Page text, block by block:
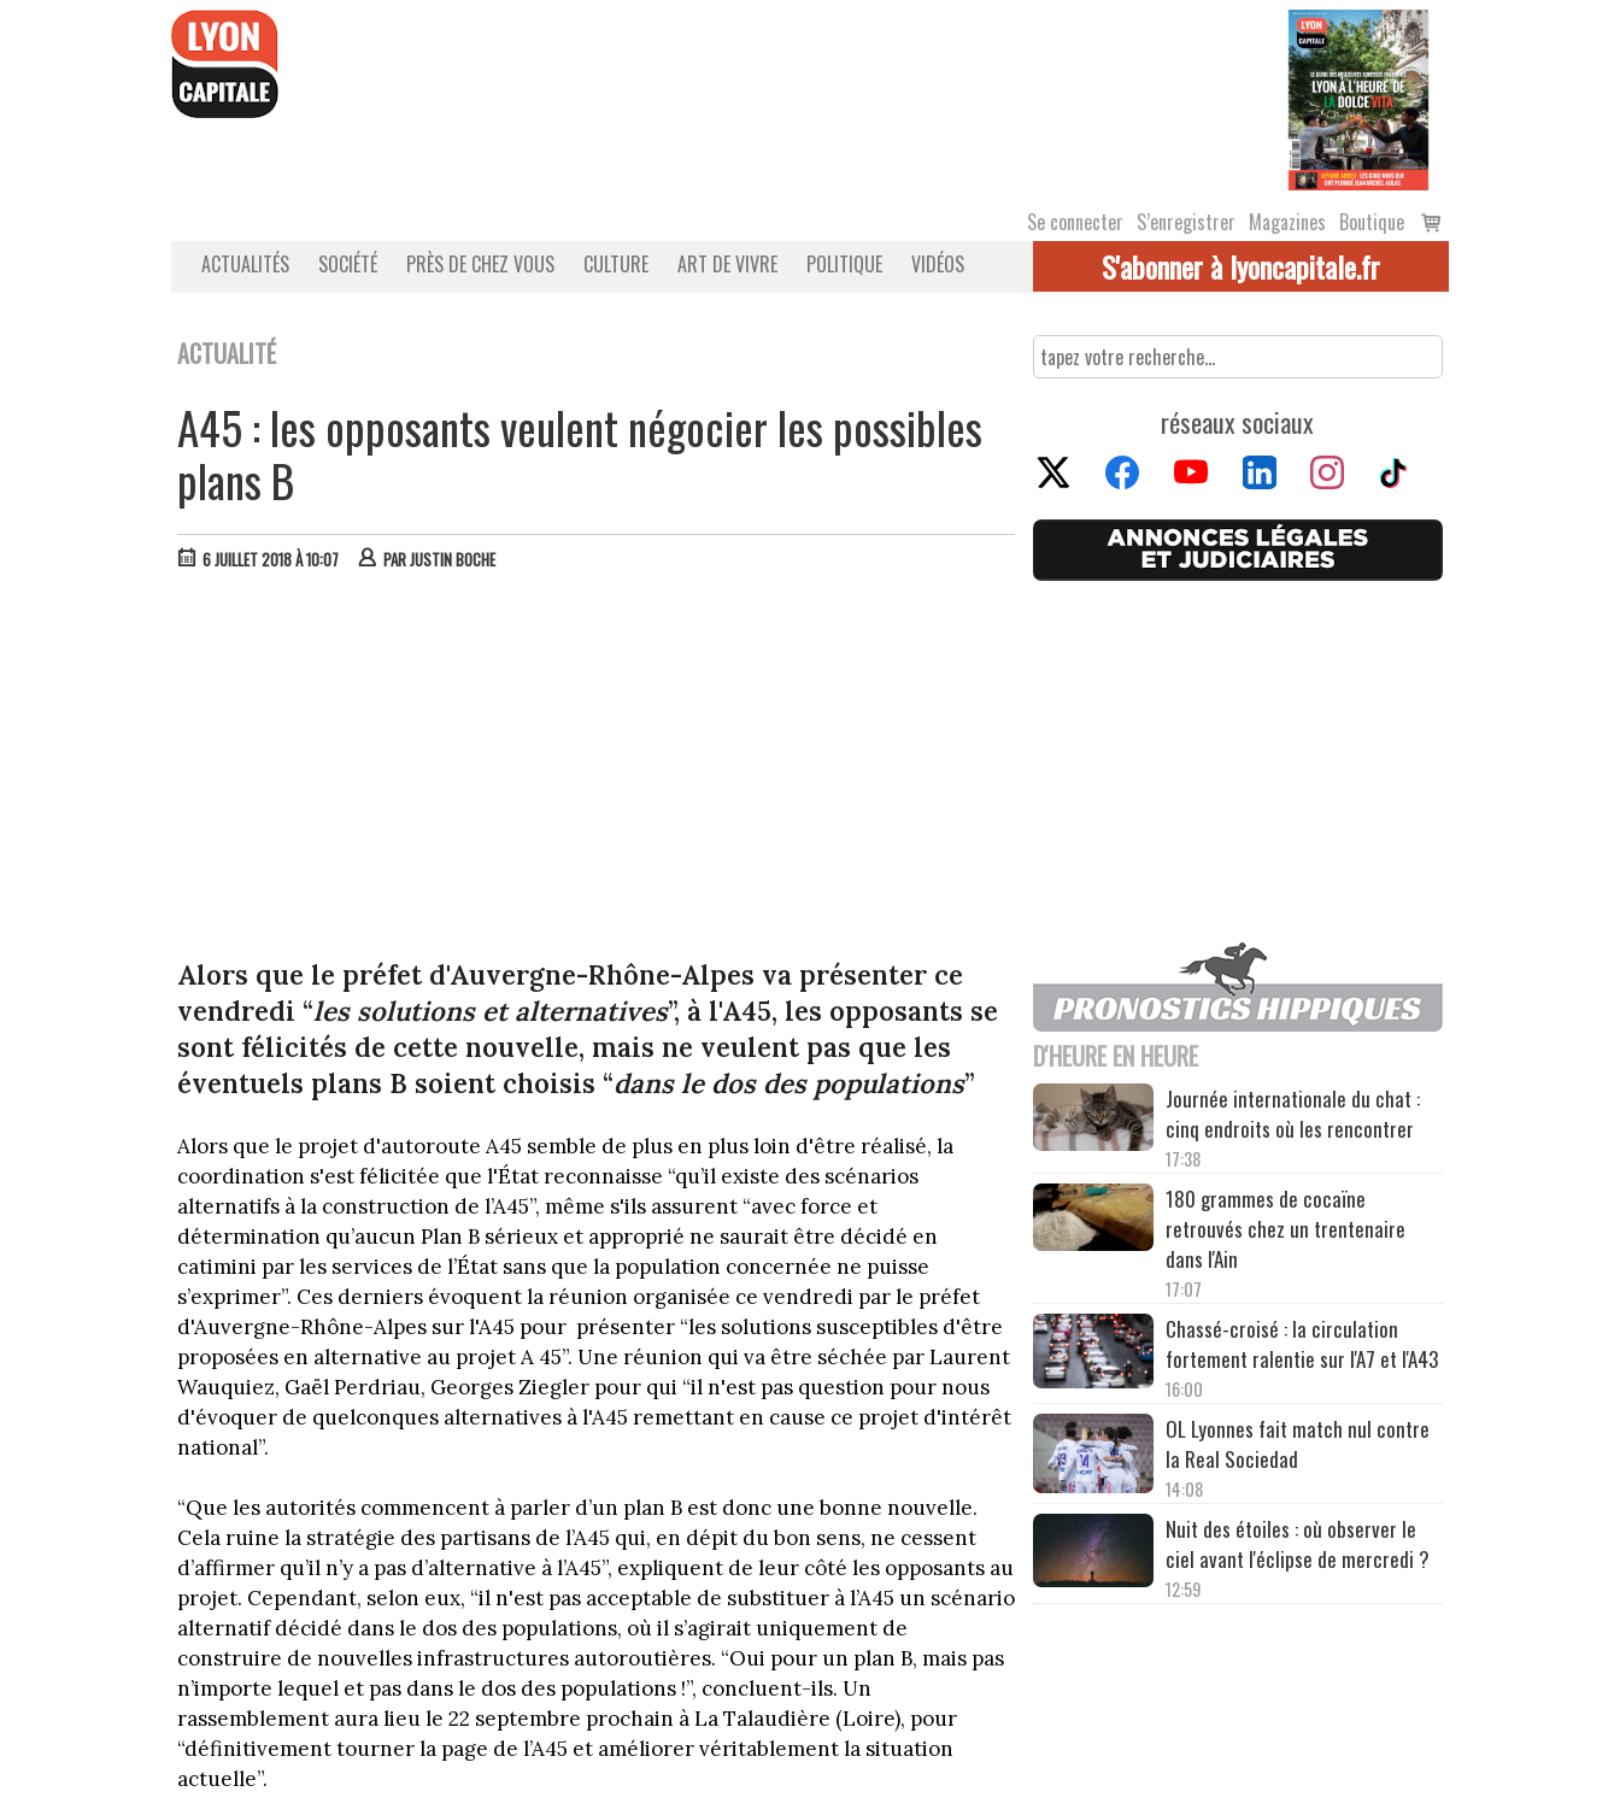
Se connecter S’enregistrer Magazines Boutique
Voir
le
ACTUALITÉS SOCIÉTÉ PRÈS DE CHEZ VOUS CULTURE ART DE VIVRE POLITIQUE VIDÉOS S'abonner à lyoncapitale.fr
ACTUALITÉ
A45 : les opposants veulent négocier les possibles
plans B
6 JUILLET 2018 À 10:07 PARJUSTIN BOCHE
Alors que le préfet d'Auvergne-Rhône-Alpes va présenter ce
vendredi “les solutions et alternatives”, à l'A45, les opposants se
sont félicités de cette nouvelle, mais ne veulent pas que les
éventuels plans B soient choisis “dans le dos des populations”
Alors que le projet d'autoroute A45 semble de plus en plus loin d'être réalisé, la
coordination s'est félicitée que l'État reconnaisse “qu’il existe des scénarios
alternatifs à la construction de l’A45”, même s'ils assurent “avec force et
détermination qu’aucun Plan B sérieux et approprié ne saurait être décidé en
catimini par les services de l’État sans que la population concernée ne puisse
s’exprimer”. Ces derniers évoquent la réunion organisée ce vendredi par le préfet
d'Auvergne-Rhône-Alpes sur l'A45 pour présenter “les solutions susceptibles d'être
proposées en alternative au projet A 45”. Une réunion qui va être séchée par Laurent
Wauquiez, Gaël Perdriau, Georges Ziegler pour qui “il n'est pas question pour nous
d'évoquer de quelconques alternatives à l'A45 remettant en cause ce projet d'intérêt
national”.
“Que les autorités commencent à parler d’un plan B est donc une bonne nouvelle.
Cela ruine la stratégie des partisans de l’A45 qui, en dépit du bon sens, ne cessent
d’affirmer qu’il n’y a pas d’alternative à l’A45”, expliquent de leur côté les opposants au
projet. Cependant, selon eux, “il n'est pas acceptable de substituer à l’A45 un scénario
alternatif décidé dans le dos des populations, où il s’agirait uniquement de
construire de nouvelles infrastructures autoroutières. “Oui pour un plan B, mais pas
n’importe lequel et pas dans le dos des populations !”, concluent-ils. Un
rassemblement aura lieu le 22 septembre prochain à La Talaudière (Loire), pour
“définitivement tourner la page de l’A45 et améliorer véritablement la situation
actuelle”.
réseaux sociaux
D'HEURE EN HEURE
Journée internationale du chat :
cinq endroits où les rencontrer
17:38
180 grammes de cocaïne
retrouvés chez un trentenaire
dans l'Ain
17:07
Chassé-croisé : la circulation
fortement ralentie sur l'A7 et l'A43
16:00
OL Lyonnes fait match nul contre
la Real Sociedad
14:08
Nuit des étoiles : où observer le
ciel avant l'éclipse de mercredi ?
12:59